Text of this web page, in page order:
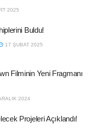
2025
Buldu!
17 ŞUBAT 2025
Filminin Yeni Fragmanı
2024
Projeleri Açıklandı!